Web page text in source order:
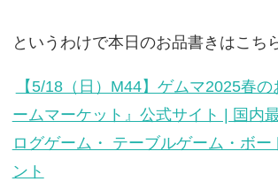
というわけで本日のお品書きはこち
【5/18（日）M44】ゲムマ2025春
ームマーケット』公式サイト | 国内
ログゲーム・ テーブルゲーム・ボー
ント